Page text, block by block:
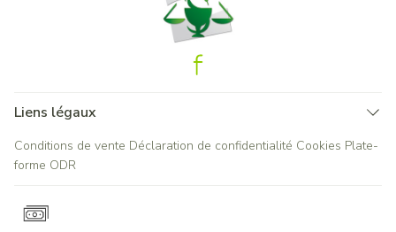
Liens légaux
Conditions de vente Déclaration de confidentialité Cookies Plate-
forme ODR